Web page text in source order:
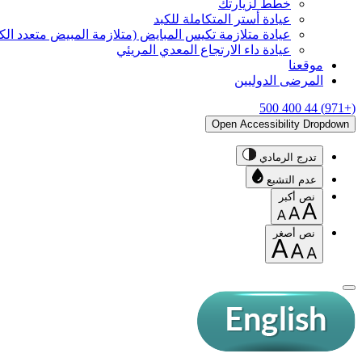
خطّط لزيارتك
عيادة أستر المتكاملة للكبد
عيادة متلازمة تكيس المبايض (متلازمة المبيض متعدد
عيادة داء الارتجاع المعدي المريئي
موقعنا
المرضى الدوليين
(+971) 44 400 500
Open Accessibility Dropdown
تدرج الرمادي
عدم التشبع
نص أكبر
نص أصغر